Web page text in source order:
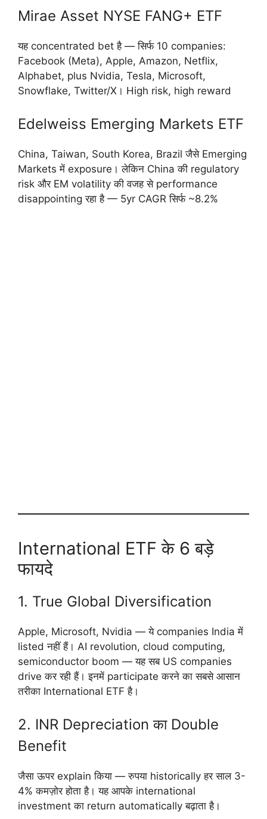
Mirae Asset NYSE FANG+ ETF
यह concentrated bet है — सिर्फ 10 companies:
Facebook (Meta), Apple, Amazon, Netflix,
Alphabet, plus Nvidia, Tesla, Microsoft,
Snowflake, Twitter/X। High risk, high reward
Edelweiss Emerging Markets ETF
China, Taiwan, South Korea, Brazil जैसे Emerging
Markets में exposure। लेकिन China की regulatory
risk और EM volatility की वजह से performance
disappointing रहा है — 5yr CAGR सिर्फ ~8.2%
International ETF के 6 बड़े
फायदे
1. True Global Diversification
Apple, Microsoft, Nvidia — ये companies India में
listed नहीं हैं। AI revolution, cloud computing,
semiconductor boom — यह सब US companies
drive कर रही हैं। इनमें participate करने का सबसे आसान
तरीका International ETF है।
2. INR Depreciation का Double
Benefit
जैसा ऊपर explain किया — रुपया historically हर साल 3-
4% कमज़ोर होता है। यह आपके international
investment का return automatically बढ़ाता है।